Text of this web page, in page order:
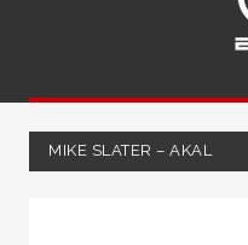
MIKE SLATER – AKAL